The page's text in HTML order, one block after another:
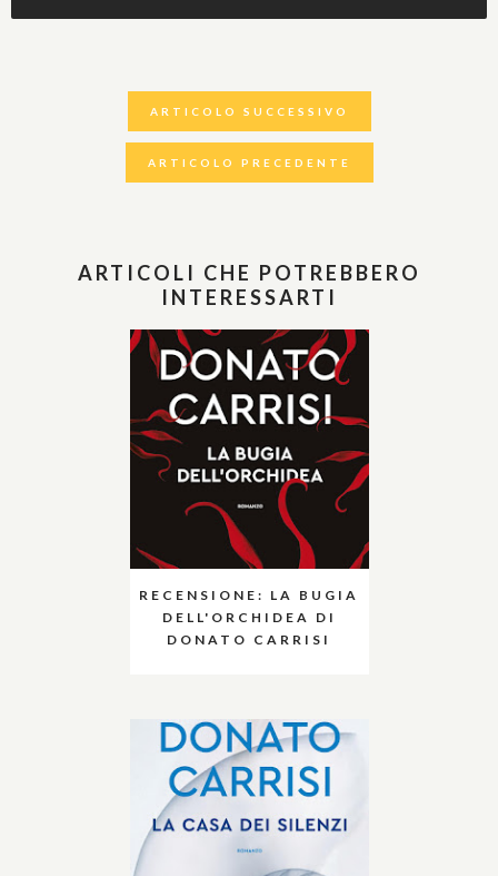
ARTICOLO SUCCESSIVO
ARTICOLO PRECEDENTE
ARTICOLI CHE POTREBBERO
INTERESSARTI
RECENSIONE: LA BUGIA
DELL'ORCHIDEA DI
DONATO CARRISI